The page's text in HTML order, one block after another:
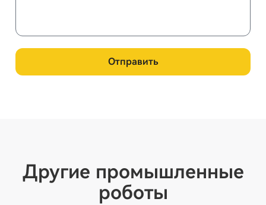
Отправить
Другие промышленные
роботы